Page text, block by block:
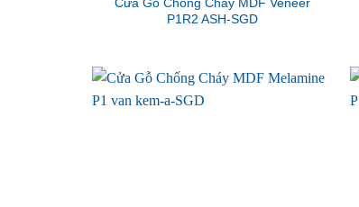
Cửa Gỗ Chống Cháy MDF Veneer
P1R2 ASH-SGD